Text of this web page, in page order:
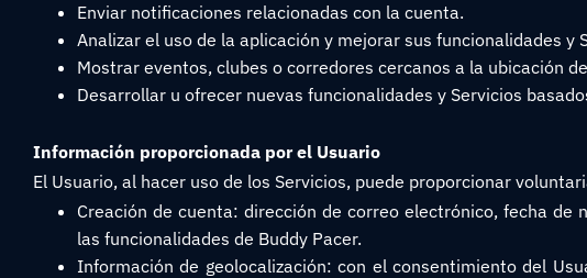
Enviar notificaciones relacionadas con la cuenta.
Analizar el uso de la aplicación y mejorar sus funcionalidades y
Mostrar eventos, clubes o corredores cercanos a la ubicación
Desarrollar u ofrecer nuevas funcionalidades y Servicios
Información proporcionada por el Usuario
El Usuario, al hacer uso de los Servicios, puede proporcionar
Creación de cuenta: dirección de correo electrónico, fecha
las funcionalidades de Buddy Pacer.
Información de geolocalización: con el consentimiento del